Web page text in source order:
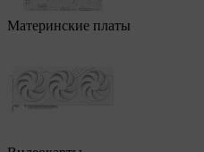
Материнские платы